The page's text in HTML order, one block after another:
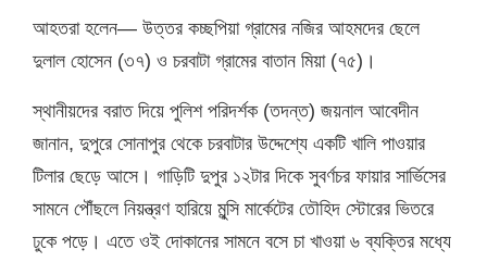
আহতরা হলেন— উত্তর কচ্ছপিয়া গ্রামের নজির আহমদের ছেলে
দুলাল হোসেন (৩৭) ও চরবাটা গ্রামের বাতান মিয়া (৭৫)।
স্থানীয়দের বরাত দিয়ে পুলিশ পরিদর্শক (তদন্ত) জয়নাল আবেদীন
জানান, দুপুরে সোনাপুর থেকে চরবাটার উদ্দেশ্যে একটি খালি পাওয়ার
টিলার ছেড়ে আসে। গাড়িটি দুপুর ১২টার দিকে সুবর্ণচর ফায়ার সার্ভিসের
সামনে পৌঁছলে নিয়ন্ত্রণ হারিয়ে মুন্সি মার্কেটের তৌহিদ স্টোরের ভিতরে
ঢুকে পড়ে। এতে ওই দোকানের সামনে বসে চা খাওয়া ৬ ব্যক্তির মধ্যে